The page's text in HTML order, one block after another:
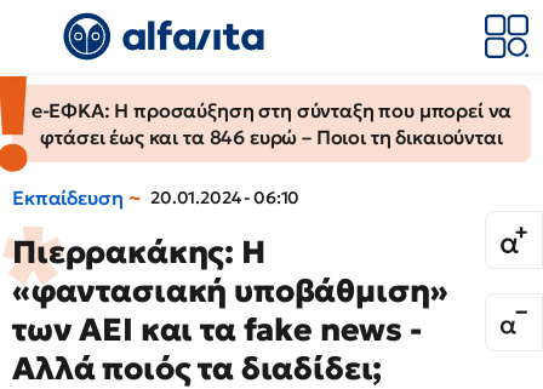
e-ΕΦΚΑ: Η προσαύξηση στη σύνταξη που μπορεί να
φτάσει έως και τα 846 ευρώ – Ποιοι τη δικαιούνται
Εκπαίδευση 20.01.2024 - 06:10
Πιερρακάκης: Η
«φαντασιακή υποβάθμιση»
των ΑΕΙ και τα fake news -
Αλλά ποιός τα διαδίδει;